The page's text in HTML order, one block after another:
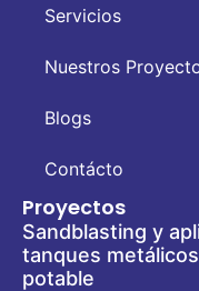
Servicios
Nuestros
Blogs
Contácto
Proyectos
Sandblasting y
tanques
potable